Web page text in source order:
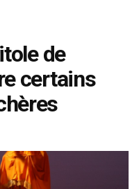
de
certains